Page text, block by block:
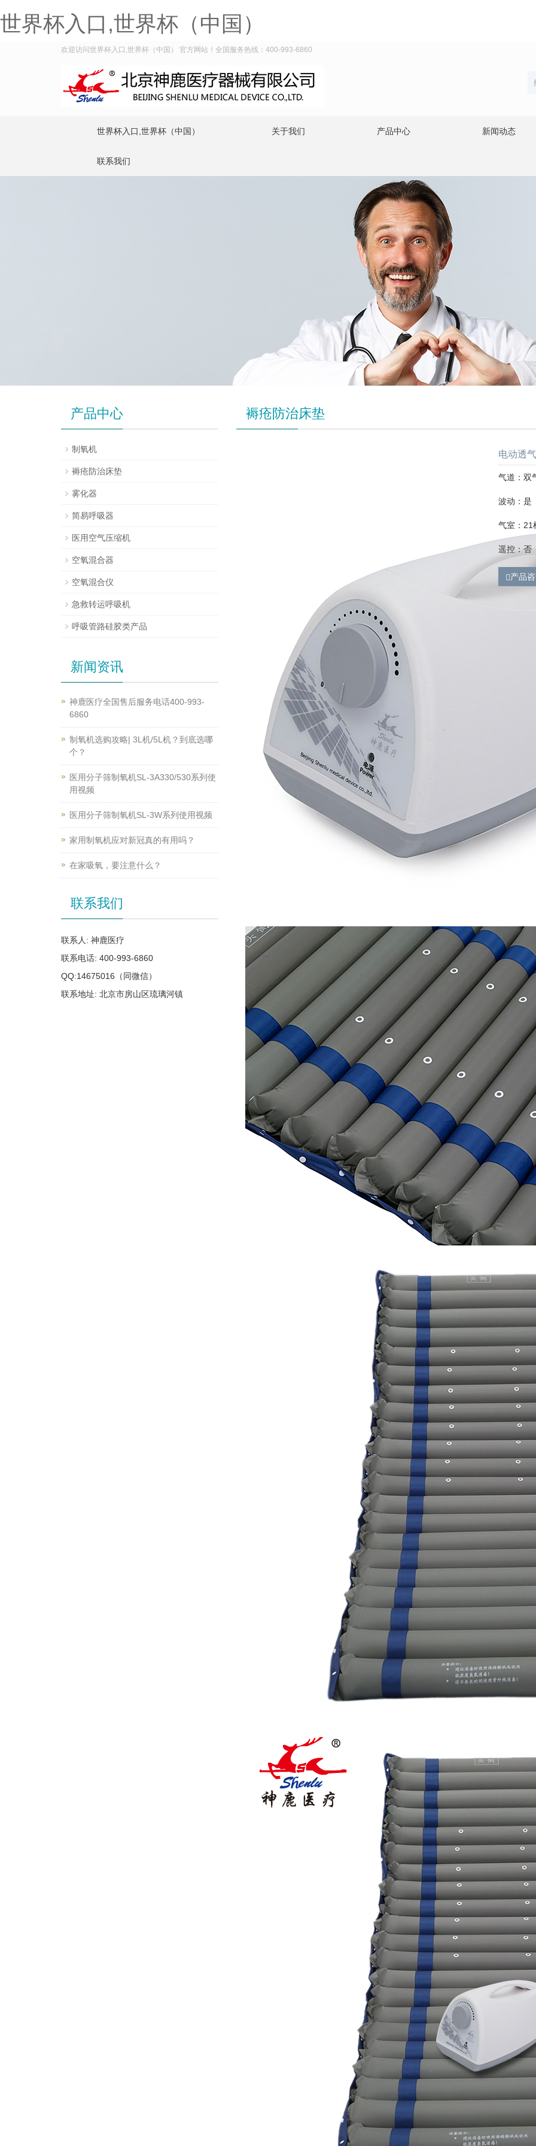
世界杯入口,世界杯（中国）
欢迎访问世界杯入口,世界杯（中国） 官方网站！全国服务热线：400-993-6860
世界杯入口,世界杯（中国） 关于我们 产品中心 新闻动态
联系我们
褥疮防治床垫
电动透
气道：双
波动：是
气室：21
遥控：否
产品
产品中心
制氧机
褥疮防治床垫
雾化器
简易呼吸器
医用空气压缩机
空氧混合器
空氧混合仪
急救转运呼吸机
呼吸管路硅胶类产品
新闻资讯
神鹿医疗全国售后服务电话400-993-
6860
制氧机选购攻略| 3L机/5L机？到底选哪
个？
医用分子筛制氧机SL-3A330/530系列使
用视频
医用分子筛制氧机SL-3W系列使用视频
家用制氧机应对新冠真的有用吗？
在家吸氧，要注意什么？
联系我们
联系人: 神鹿医疗
联系电话: 400-993-6860
QQ:14675016（同微信）
联系地址: 北京市房山区琉璃河镇